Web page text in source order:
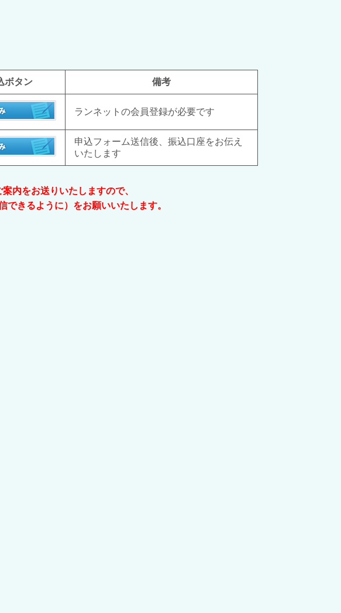
ボタン 備考
ランネットの会員登録が必要です
申込フォーム送信後、振込口座をお伝え
いたします
内をお送りいたしますので、
きるように）をお願いいたします。